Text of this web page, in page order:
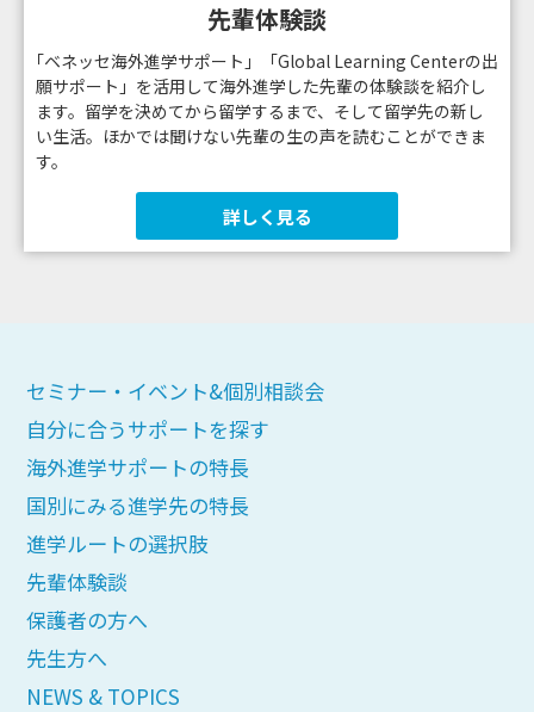
先輩体験談
｢ベネッセ海外進学サポート」「Global Learning Centerの出
願サポート」を活用して海外進学した先輩の体験談を紹介し
ます。留学を決めてから留学するまで、そして留学先の新し
い生活。ほかでは聞けない先輩の生の声を読むことができま
す。
詳しく見る
セミナー・イベント&個別相談会
自分に合うサポートを探す
海外進学サポートの特長
国別にみる進学先の特長
進学ルートの選択肢
先輩体験談
保護者の方へ
先生方へ
NEWS & TOPICS